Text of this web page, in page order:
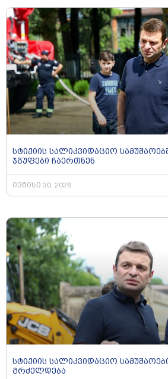
სტიქიის სალიკვიდაციო
ჯგუფები ჩაერთნენ
ივნისი 30, 2026
სტიქიის სალიკვიდაციო
გრძელდება